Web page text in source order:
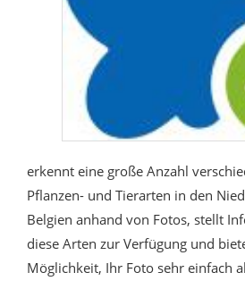
erkennt eine große Anzahl
Pflanzen- und Tierarten in den
Belgien anhand von Fotos, stellt
diese Arten zur Verfügung und
Möglichkeit, Ihr Foto sehr einfach